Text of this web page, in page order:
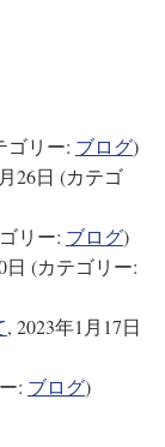
ゴリー: ブログ)
26日 (カテゴ
リー: ブログ)
日 (カテゴリー:
, 2023年1月17日
: ブログ)